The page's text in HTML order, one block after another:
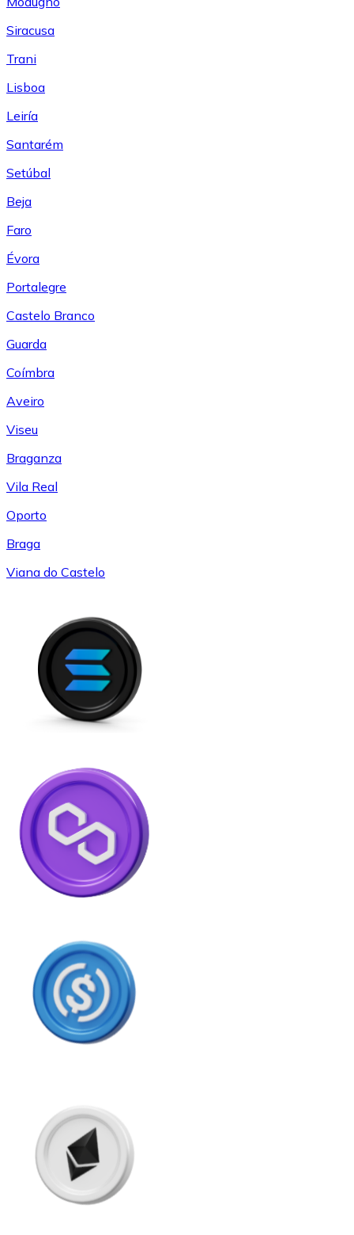
Siracusa
Trani
Lisboa
Leiría
Santarém
Setúbal
Beja
Faro
Évora
Portalegre
Castelo Branco
Guarda
Coímbra
Aveiro
Viseu
Braganza
Vila Real
Oporto
Braga
Viana do Castelo